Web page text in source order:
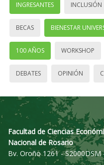
INGRESANTES INCLUSIÓN
BECAS BIENESTAR
100 AÑOS WORKSHOP
DEBATES OPINIÓN
Facultad de Ciencias
Nacional de Rosario
Bv. Oroño 1261 - S2000DSM